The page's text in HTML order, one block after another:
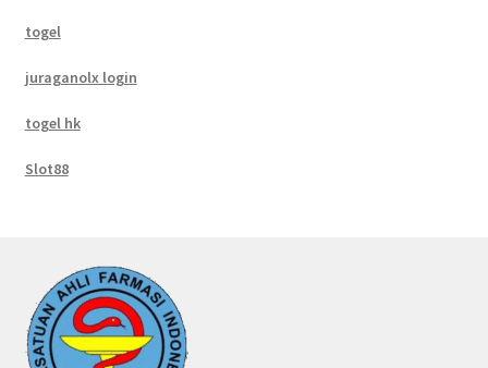
togel
juraganolx login
togel hk
Slot88